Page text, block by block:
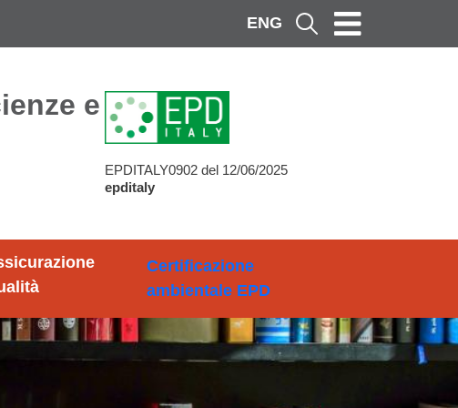
ENG Cerca
e Metodi
EPDITALY0902 del 12/06/2025
epditaly
Certificazione
ambientale EPD